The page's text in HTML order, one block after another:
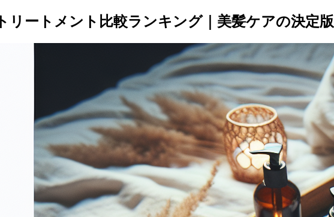
リートメント比較ランキング｜美髪ケアの決定版